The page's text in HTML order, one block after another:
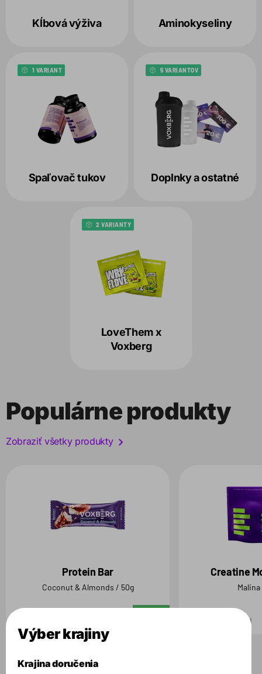
Kĺbová výživa Aminokyseliny
Spaľovač tukov
1 VARIANT
Doplnky a ostatné
5 VARIANTOV
LoveThem x
Voxberg
2 VARIANTY
Populárne produkty
Zobraziť všetky produkty
Protein Bar
Coconut & Almonds / 50g
Creatine
500 g
Výber krajiny
Krajina doručenia